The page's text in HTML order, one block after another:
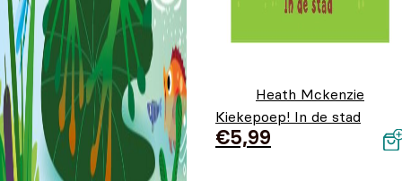
Heath Mckenzie
Kiekepoep! In de stad
€5,99